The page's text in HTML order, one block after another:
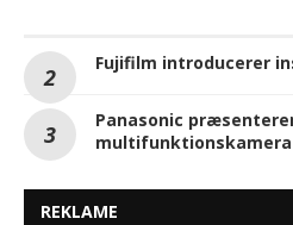
Fujifilm introducerer
Panasonic præsenterer
multifunktionskamera
REKLAME